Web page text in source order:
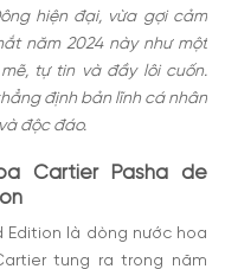
hiện đại, vừa gợi cảm
năm 2024 này như một
tự tin và đầy lôi cuốn.
định bản lĩnh cá nhân
độc đáo.
Cartier Pasha de
Edition là dòng nước hoa
tung ra trong năm